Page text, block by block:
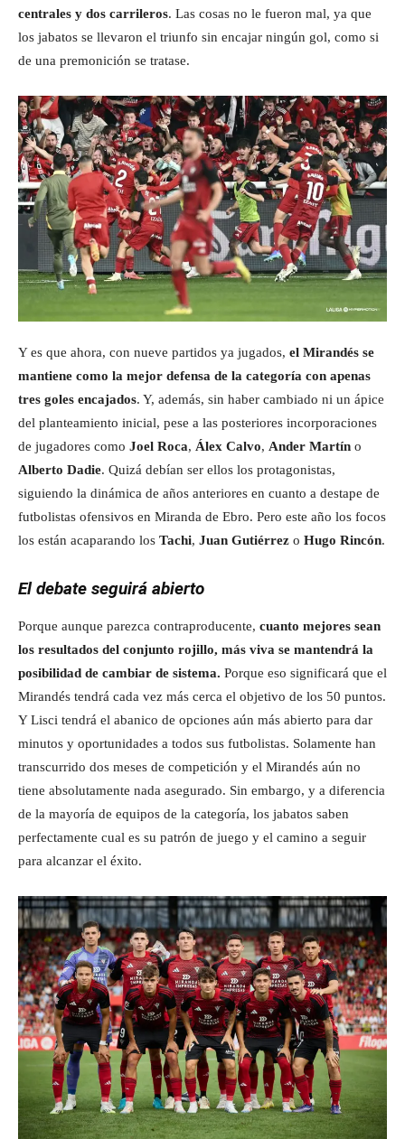
centrales y dos carrileros. Las cosas no le fueron mal, ya que
los jabatos se llevaron el triunfo sin encajar ningún gol, como si
de una premonición se tratase.
Y es que ahora, con nueve partidos ya jugados, el Mirandés se
mantiene como la mejor defensa de la categoría con apenas
tres goles encajados. Y, además, sin haber cambiado ni un ápice
del planteamiento inicial, pese a las posteriores incorporaciones
de jugadores como Joel Roca, Álex Calvo, Ander Martín o
Alberto Dadie. Quizá debían ser ellos los protagonistas,
siguiendo la dinámica de años anteriores en cuanto a destape de
futbolistas ofensivos en Miranda de Ebro. Pero este año los focos
los están acaparando los Tachi, Juan Gutiérrez o Hugo Rincón.
El debate seguirá abierto
Porque aunque parezca contraproducente, cuanto mejores sean
los resultados del conjunto rojillo, más viva se mantendrá la
posibilidad de cambiar de sistema. Porque eso significará que el
Mirandés tendrá cada vez más cerca el objetivo de los 50 puntos.
Y Lisci tendrá el abanico de opciones aún más abierto para dar
minutos y oportunidades a todos sus futbolistas. Solamente han
transcurrido dos meses de competición y el Mirandés aún no
tiene absolutamente nada asegurado. Sin embargo, y a diferencia
de la mayoría de equipos de la categoría, los jabatos saben
perfectamente cual es su patrón de juego y el camino a seguir
para alcanzar el éxito.